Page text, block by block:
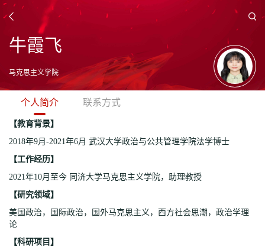
牛霞飞
马克思主义学院
个人简介 联系方式
【教育背景】
2018年9月-2021年6月 武汉大学政治与公共管理学院法学博士
【工作经历】
2021年10月至今 同济大学马克思主义学院，助理教授
【研究领域】
美国政治，国际政治，国外马克思主义，西方社会思潮，政治学理
论
【科研项目】